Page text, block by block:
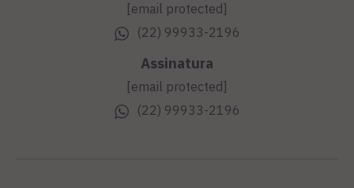
[email protected]
(22) 99933-2196
Assinatura
[email protected]
(22) 99933-2196